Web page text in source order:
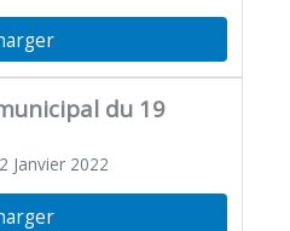
du 19
Janvier 2022